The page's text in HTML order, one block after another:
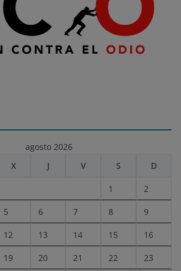
agosto 2026
X J V S D
1 2
5 6 7 8 9
12 13 14 15 16
19 20 21 22 23